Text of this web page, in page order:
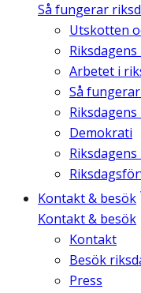
Så fungerar
Utskotten
Arbetet i
Så fungerar
Demokrati
Kontakt & besök
Kontakt & besök
Kontakt
Besök
Press